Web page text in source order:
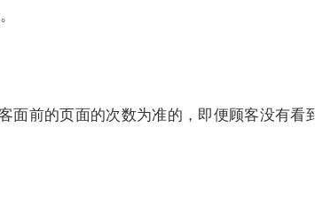
面前的页面的次数为准的，即便顾客没有看